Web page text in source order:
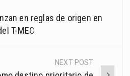
en reglas de origen en
T-MEC
NEXT POST